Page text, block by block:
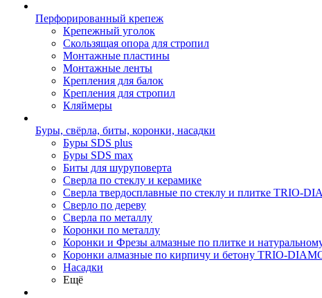
Перфорированный крепеж
Крепежный уголок
Скользящая опора для стропил
Монтажные пластины
Монтажные ленты
Крепления для балок
Крепления для стропил
Кляймеры
Буры, свёрла, биты, коронки, насадки
Буры SDS plus
Буры SDS max
Биты для шуруповерта
Сверла по стеклу и керамике
Сверла твердосплавные по стеклу и плитке TRIO-
Сверло по дереву
Сверла по металлу
Коронки по металлу
Коронки и Фрезы алмазные по плитке и
Коронки алмазные по кирпичу и бетону TRIO-
Насадки
Ещё